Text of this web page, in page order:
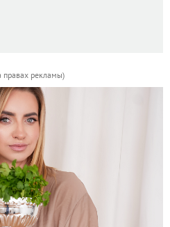
правах рекламы)